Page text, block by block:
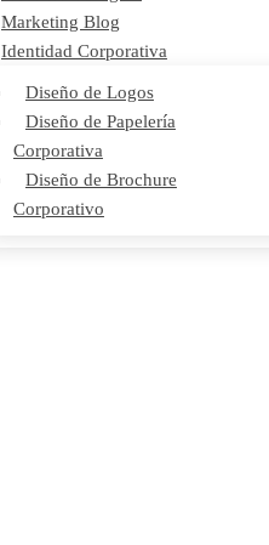
Marketing Blog
Identidad Corporativa
Diseño de Logos
Diseño de Papelería
Corporativa
Diseño de Brochure
Corporativo